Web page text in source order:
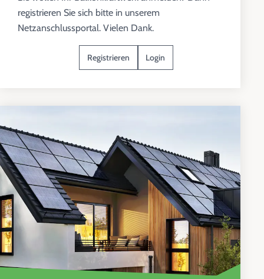
registrieren Sie sich bitte in unserem
Netzanschlussportal. Vielen Dank.
Registrieren Login